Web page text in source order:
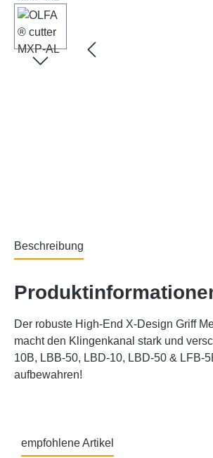
Beschreibung
Der robuste High-End X-Design Griff
macht den Klingenkanal stark und
10B, LBB-50, LBD-10, LBD-50 & LFB-
aufbewahren!
empfohlene Artikel